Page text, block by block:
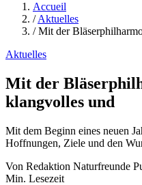
Accueil
/ Aktuelles
/ Mit der
Aktuelles
Mit der
klangvolles und
Mit dem Beginn eines neuen
Hoffnungen, Ziele und den
Von Redaktion Naturfreunde
Min. Lesezeit